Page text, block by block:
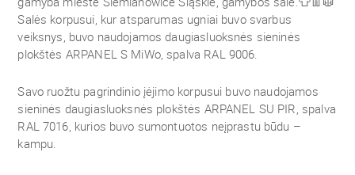
Salės korpusui, kur atsparumas ugniai buvo svarbus
veiksnys, buvo naudojamos daugiasluoksnės sieninės
plokštės ARPANEL S MiWo, spalva RAL 9006.
Savo ruožtu pagrindinio įėjimo korpusui buvo naudojamos
sieninės daugiasluoksnės plokštės ARPANEL SU PIR, spalva
RAL 7016, kurios buvo sumontuotos neįprastu būdu –
kampu.